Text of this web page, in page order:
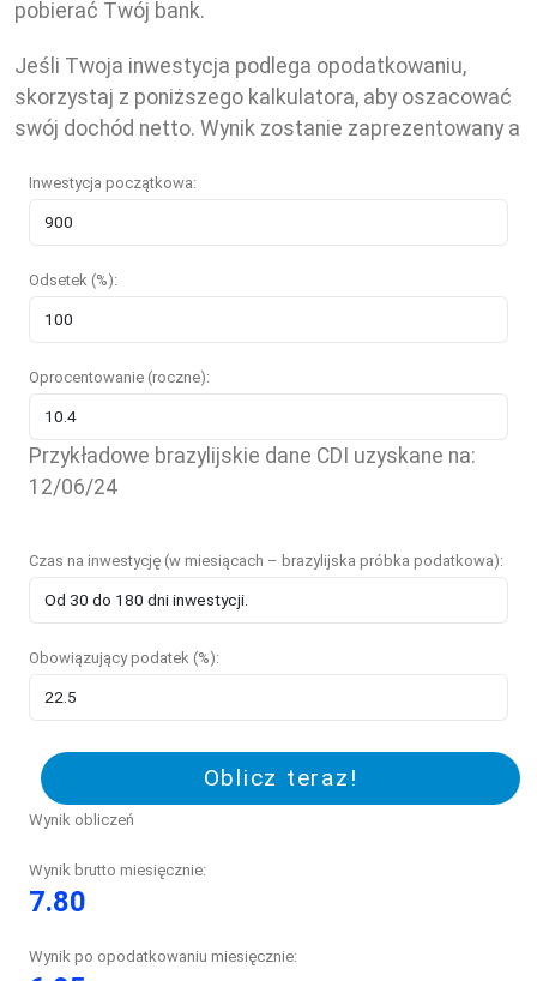
pobierać Twój bank.
Jeśli Twoja inwestycja podlega opodatkowaniu,
skorzystaj z poniższego kalkulatora, aby oszacować
swój dochód netto. Wynik zostanie zaprezentowany a
Inwestycja początkowa:
Odsetek (%):
Oprocentowanie (roczne):
Przykładowe brazylijskie dane CDI uzyskane na:
12/06/24
Czas na inwestycję (w miesiącach – brazylijska próbka podatkowa):
Obowiązujący podatek (%):
Oblicz teraz!
Wynik obliczeń
Wynik brutto miesięcznie:
7.80
Wynik po opodatkowaniu miesięcznie: